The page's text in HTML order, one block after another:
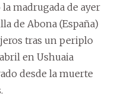
madrugada de ayer
de Abona (España)
tras un periplo
en Ushuaia
desde la muerte